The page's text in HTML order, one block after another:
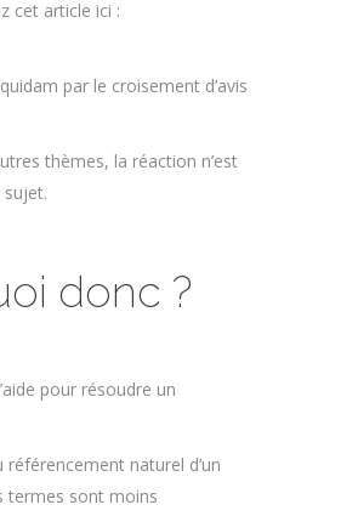
cet article ici :
par le croisement d’avis
thèmes, la réaction n’est
sujet.
donc ?
pour résoudre un
naturel d’un
termes sont moins